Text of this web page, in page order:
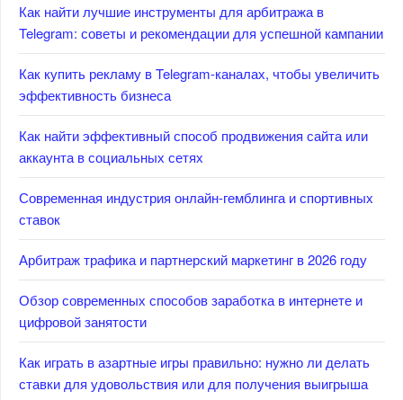
Как найти лучшие инструменты для арбитража в
Telegram: советы и рекомендации для успешной кампании
Как купить рекламу в Telegram-каналах, чтобы увеличить
эффективность бизнеса
Как найти эффективный способ продвижения сайта или
аккаунта в социальных сетях
Современная индустрия онлайн-гемблинга и спортивных
ставок
Арбитраж трафика и партнерский маркетинг в 2026 году
Обзор современных способов заработка в интернете и
цифровой занятости
Как играть в азартные игры правильно: нужно ли делать
ставки для удовольствия или для получения выигрыша